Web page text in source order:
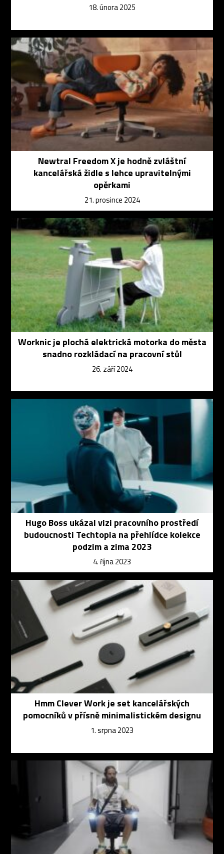
18. února 2025
Newtral Freedom X je hodně zvláštní
kancelářská židle s lehce upravitelnými
opěrkami
21. prosince 2024
Worknic je plochá elektrická motorka do města
snadno rozkládací na pracovní stůl
26. září 2024
Hugo Boss ukázal vizi pracovního prostředí
budoucnosti Techtopia na přehlídce kolekce
podzim a zima 2023
4. října 2023
Hmm Clever Work je set kancelářských
pomocníků v přísně minimalistickém designu
1. srpna 2023